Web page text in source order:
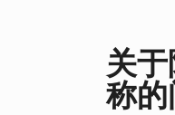
关
称